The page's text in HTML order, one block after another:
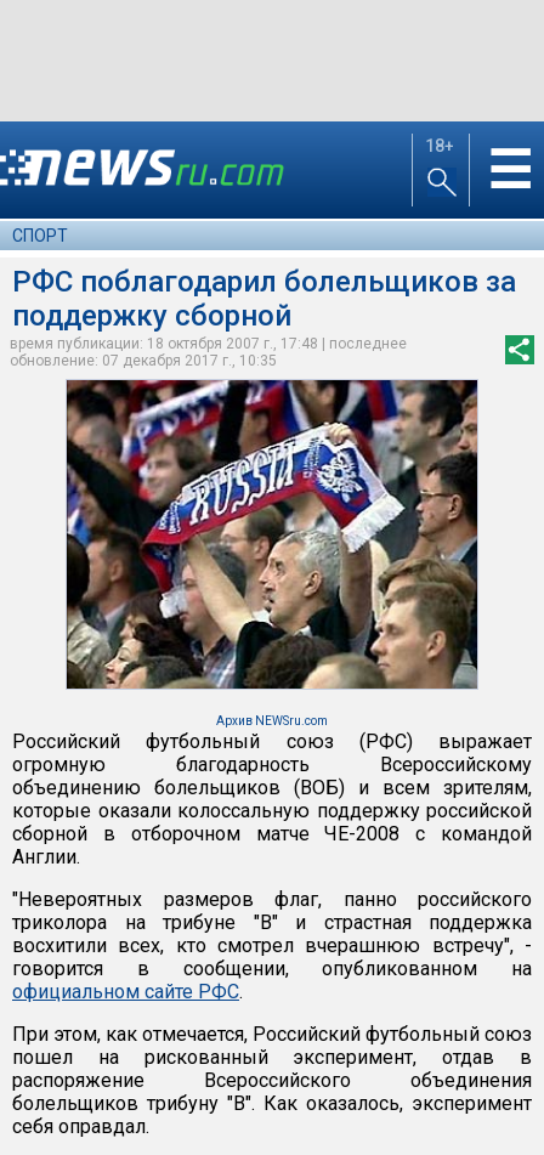
18+ ☰
СПОРТ
РФС поблагодарил болельщиков за
поддержку сборной
время публикации: 18 октября 2007 г., 17:48 | последнее
обновление: 07 декабря 2017 г., 10:35
Архив NEWSru.com
Российский футбольный союз (РФС) выражает
огромную благодарность Всероссийскому
объединению болельщиков (ВОБ) и всем зрителям,
которые оказали колоссальную поддержку российской
сборной в отборочном матче ЧЕ-2008 с командой
Англии.
"Невероятных размеров флаг, панно российского
триколора на трибуне "В" и страстная поддержка
восхитили всех, кто смотрел вчерашнюю встречу", -
говорится в сообщении, опубликованном на
официальном сайте РФС.
При этом, как отмечается, Российский футбольный союз
пошел на рискованный эксперимент, отдав в
распоряжение Всероссийского объединения
болельщиков трибуну "В". Как оказалось, эксперимент
себя оправдал.